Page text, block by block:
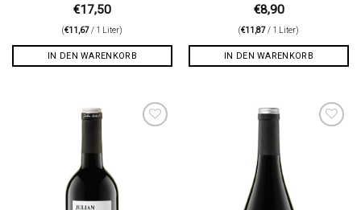
€17,50
(€11,67/ 1 Liter)
IN DEN WARENKORB
€8,90
(€11,87/ 1 Liter)
IN DEN WARENKORB